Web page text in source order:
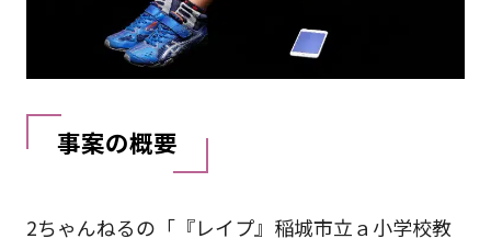
事案の概要
2ちゃんねるの「『レイプ』稲城市立ａ小学校教